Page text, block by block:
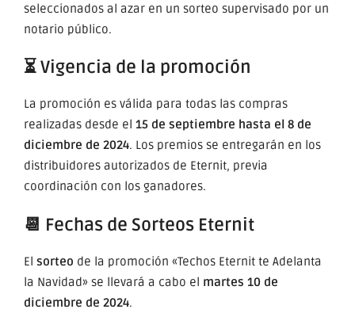
seleccionados al azar en un sorteo supervisado por un
notario público.
⏳ Vigencia de la promoción
La promoción es válida para todas las compras
realizadas desde el 15 de septiembre hasta el 8 de
diciembre de 2024. Los premios se entregarán en los
distribuidores autorizados de Eternit, previa
coordinación con los ganadores.
📆 Fechas de Sorteos Eternit
El sorteo de la promoción «Techos Eternit te Adelanta
la Navidad» se llevará a cabo el martes 10 de
diciembre de 2024.